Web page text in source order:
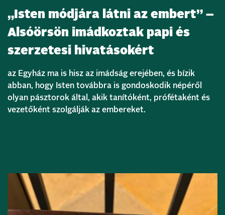
„Isten módjára látni az embert” –
Alsóörsön imádkoztak papi és
szerzetesi hivatásokért
az Egyház ma is hisz az imádság erejében, és bízik
abban, hogy Isten továbbra is gondoskodik népéről
olyan pásztorok által, akik tanítóként, prófétaként és
vezetőként szolgálják az embereket.